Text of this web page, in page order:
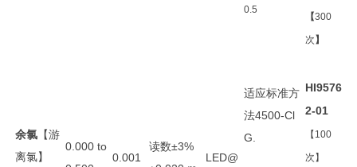
0.5
【300
次】
余氯 【游
离氯】
0.000 to
0.001
读数±3%
LED@
适应标准方
法4500-Cl
G.
HI9576
2-01
【100
次】